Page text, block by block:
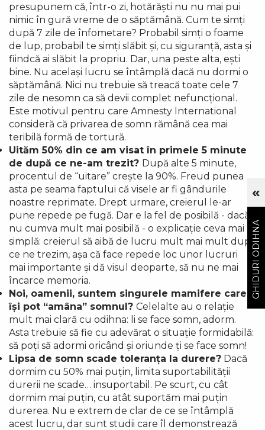
presupunem că, într-o zi, hotărăști nu nu mai pui
nimic în gură vreme de o săptămână. Cum te simți
după 7 zile de înfometare? Probabil simți o foame
de lup, probabil te simți slăbit și, cu siguranță, asta și
fiindcă ai slăbit la propriu. Dar, una peste alta, ești
bine. Nu același lucru se întâmplă dacă nu dormi o
săptămână. Nici nu trebuie să treacă toate cele 7
zile de nesomn ca să devii complet nefuncțional.
Este motivul pentru care Amnesty International
consideră că privarea de somn rămână cea mai
teribilă formă de tortură.
Uităm 50% din ce am visat în primele 5 minute
de după ce ne-am trezit? După alte 5 minute,
procentul de “uitare” crește la 90%. Freud punea
asta pe seama faptului că visele ar fi gândurile
noastre reprimate. Drept urmare, creierul le-ar
pune repede pe fugă. Dar e la fel de posibilă - dacă
nu cumva mult mai posibilă - o explicație ceva mai
simplă: creierul să aibă de lucru mult mai mult după
ce ne trezim, așa că face repede loc unor lucruri
mai importante și dă visul deoparte, să nu ne mai
încarce memoria.
Noi, oamenii, suntem singurele mamifere care
își pot “amâna” somnul? Celelalte au o relație
mult mai clară cu odihna: li se face somn, adorm.
Asta trebuie să fie cu adevărat o situație formidabilă:
să poți să adormi oricând și oriunde ți se face somn!
Lipsa de somn scade toleranța la durere? Dacă
dormim cu 50% mai puțin, limita suportabilității
durerii ne scade… insuportabil. Pe scurt, cu cât
dormim mai puțin, cu atât suportăm mai puțin
durerea. Nu e extrem de clar de ce se întâmplă
acest lucru, dar sunt studii care îl demonstrează
«
GHIDURI ODIHNA